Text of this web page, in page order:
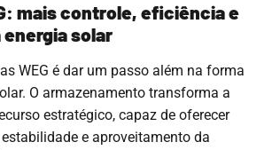
mais controle, eficiência e
solar
WEG é dar um passo além na forma
O armazenamento transforma a
estratégico, capaz de oferecer
e aproveitamento da